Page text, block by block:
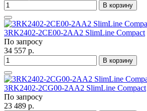
В корзину
3RK2402-2CE00-2AA2 SlimLine Compact
По запросу
34 557 р.
В корзину
3RK2402-2CG00-2AA2 SlimLine Compact
По запросу
23 489 р.